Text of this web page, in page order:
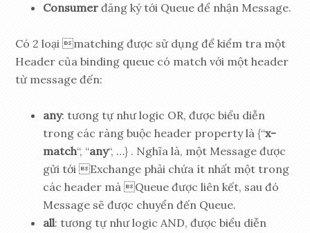
Consumer đăng ký tới Queue để nhận Message.
Có 2 loại matching được sử dụng để kiểm tra một
Header của binding queue có match với một header
từ message đến:
any: tương tự như logic OR, được biểu diễn
trong các ràng buộc header property là {“x-
match“, “any“, …} . Nghĩa là, một Message được
gửi tới Exchange phải chứa ít nhất một trong
các header mà Queue được liên kết, sau đó
Message sẽ được chuyển đến Queue.
all: tương tự như logic AND, được biểu diễn